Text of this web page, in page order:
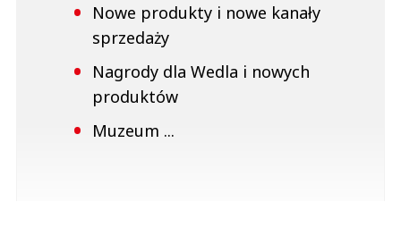
Nowe produkty i nowe kanały
sprzedaży
Nagrody dla Wedla i nowych
produktów
Muzeum ...